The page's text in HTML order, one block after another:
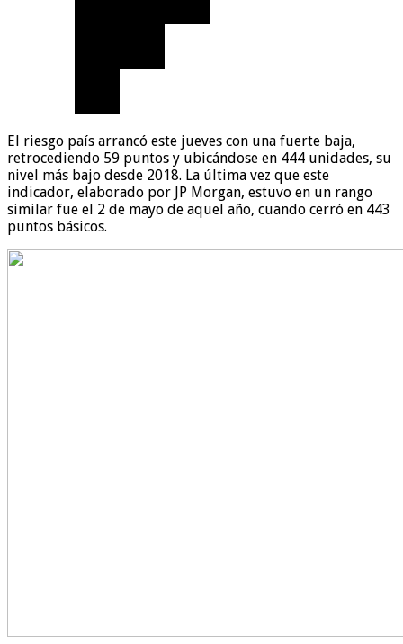
El riesgo país arrancó este jueves con una fuerte baja,
retrocediendo 59 puntos y ubicándose en 444 unidades, su
nivel más bajo desde 2018. La última vez que este
indicador, elaborado por JP Morgan, estuvo en un rango
similar fue el 2 de mayo de aquel año, cuando cerró en 443
puntos básicos.